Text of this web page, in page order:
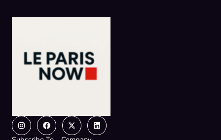
InstagramFacebook
X-
twitter
Linkedin